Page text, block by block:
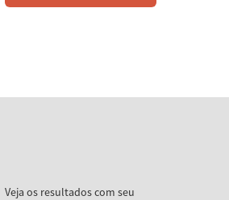
Veja os resultados com seu